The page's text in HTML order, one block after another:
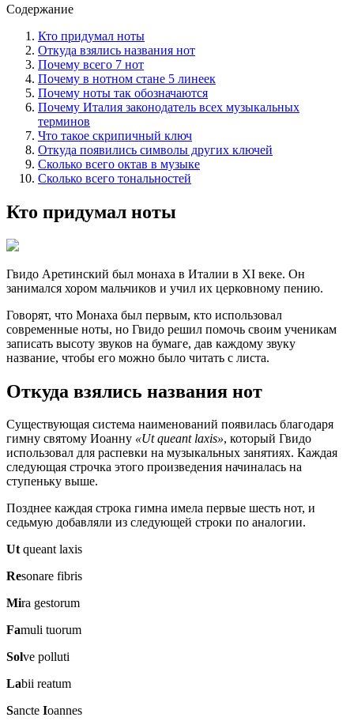
Содержание
Кто придумал ноты
Откуда взялись названия нот
Почему всего 7 нот
Почему в нотном стане 5 линеек
Почему ноты так обозначаются
Почему Италия законодатель всех музыкальных
терминов
Что такое скрипичный ключ
Откуда появились символы других ключей
Сколько всего октав в музыке
Сколько всего тональностей
Кто придумал ноты
Гвидо Аретинский был монаха в Италии в XI веке. Он
занимался хором мальчиков и учил их церковному пению.
Говорят, что Монаха был первым, кто использовал
современные ноты, но Гвидо решил помочь своим ученикам
записать высоту звуков на бумаге, дав каждому звуку
название, чтобы его можно было читать с листа.
Откуда взялись названия нот
Существующая система наименований появилась благодаря
гимну святому Иоанну «Ut queant laxis», который Гвидо
использовал для распевки на музыкальных занятиях. Каждая
следующая строчка этого произведения начиналась на
ступеньку выше.
Позднее каждая строка гимна имела первые шесть нот, и
седьмую добавляли из следующей строки по аналогии.
Utqueant laxis
Resonare fibris
Mira gestorum
Famuli tuorum
Solve polluti
Labii reatum
Sancte Ioannes